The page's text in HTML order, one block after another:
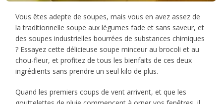
Vous êtes adepte de soupes, mais vous en avez assez de
la traditionnelle soupe aux légumes fade et sans saveur, et
des soupes industrielles bourrées de substances chimiques
? Essayez cette délicieuse soupe minceur au brocoli et au
chou-fleur, et profitez de tous les bienfaits de ces deux
ingrédients sans prendre un seul kilo de plus.
Quand les premiers coups de vent arrivent, et que les